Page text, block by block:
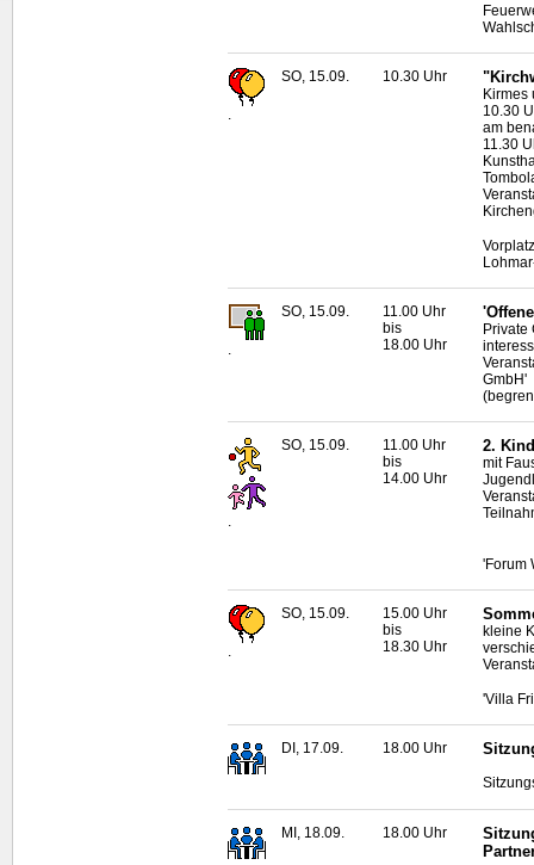
.
SO, 15.09. 10.30 Uhr
Kirmes
10.30
am
11.30
.
SO, 15.09.
11.00 Uhr
bis
18.00 Uhr
Private
GmbH'
.
SO, 15.09.
11.00 Uhr
bis
14.00 Uhr
2.
mit
'Forum
.
SO, 15.09.
15.00 Uhr
bis
18.30 Uhr
kleine
'Villa
DI, 17.09. 18.00 Uhr
MI, 18.09. 18.00 Uhr